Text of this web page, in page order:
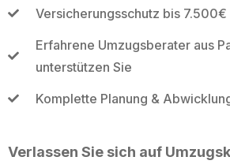
Versicherungsschutz bis
Erfahrene Umzugsberater aus
unterstützen Sie
Komplette Planung &
Verlassen Sie sich auf